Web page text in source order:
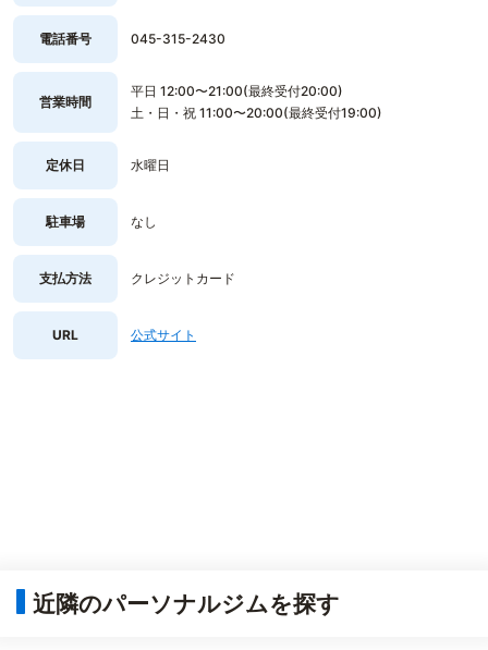
電話番号 045-315-2430
営業時間
平日 12:00〜21:00(最終受付20:00)
土・日・祝 11:00〜20:00(最終受付19:00)
定休日 水曜日
駐車場 なし
支払方法 クレジットカード
URL 公式サイト
近隣のパーソナルジムを探す